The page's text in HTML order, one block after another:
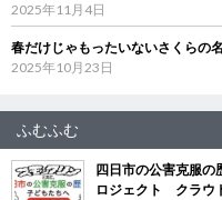
2025年11月4日
春だけじゃもったいないさくらの
2025年10月23日
ふむふむ
四日市の公害克服の
ロジェクト クラウ